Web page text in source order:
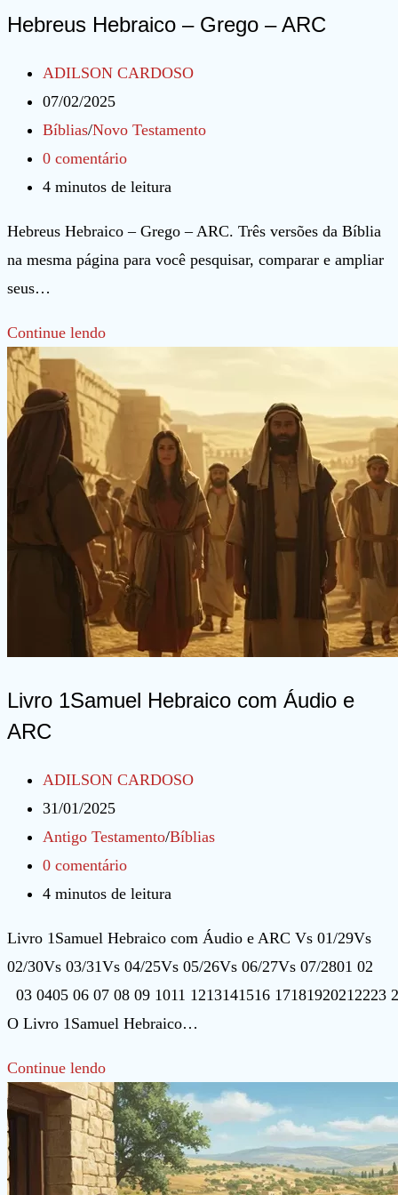
Hebreus Hebraico – Grego – ARC
Autor
do
post:
ADILSON CARDOSO
Post
publicado:
07/02/2025
Categoria
do
post:
Bíblias/Novo Testamento
Comentários
do
0 comentário
Tempo
4 minutos de leitura
Hebreus Hebraico – Grego – ARC. Três versões da Bíblia
na mesma página para você pesquisar, comparar e ampliar
seus…
Continue lendoHebreus
–
Grego
–
ARC
Livro 1Samuel Hebraico com Áudio e
ARC
Autor
do
post:
ADILSON CARDOSO
Post
publicado:
31/01/2025
Categoria
do
post:
Antigo Testamento/Bíblias
Comentários
do
0 comentário
Tempo
leitura:
4 minutos de leitura
Livro 1Samuel Hebraico com Áudio e ARC Vs 01/29Vs
02/30Vs 03/31Vs 04/25Vs 05/26Vs 06/27Vs 07/2801 02
03 0405 06 07 08 09 1011 1213141516 17181920212223
O Livro 1Samuel Hebraico…
Continue lendoLivro
1Samuel
Hebraico
com
Áudio